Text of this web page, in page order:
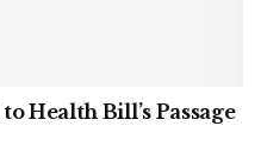
Health Bill’s Passage